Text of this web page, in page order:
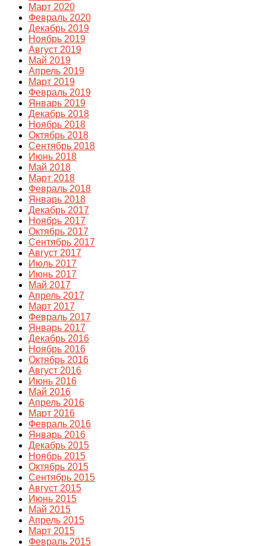
Март 2020
Февраль 2020
Декабрь 2019
Ноябрь 2019
Август 2019
Май 2019
Апрель 2019
Март 2019
Февраль 2019
Январь 2019
Декабрь 2018
Ноябрь 2018
Октябрь 2018
Сентябрь 2018
Июнь 2018
Май 2018
Март 2018
Февраль 2018
Январь 2018
Декабрь 2017
Ноябрь 2017
Октябрь 2017
Сентябрь 2017
Август 2017
Июль 2017
Июнь 2017
Май 2017
Апрель 2017
Март 2017
Февраль 2017
Январь 2017
Декабрь 2016
Ноябрь 2016
Октябрь 2016
Август 2016
Июнь 2016
Май 2016
Апрель 2016
Март 2016
Февраль 2016
Январь 2016
Декабрь 2015
Ноябрь 2015
Октябрь 2015
Сентябрь 2015
Август 2015
Июнь 2015
Май 2015
Апрель 2015
Март 2015
Февраль 2015